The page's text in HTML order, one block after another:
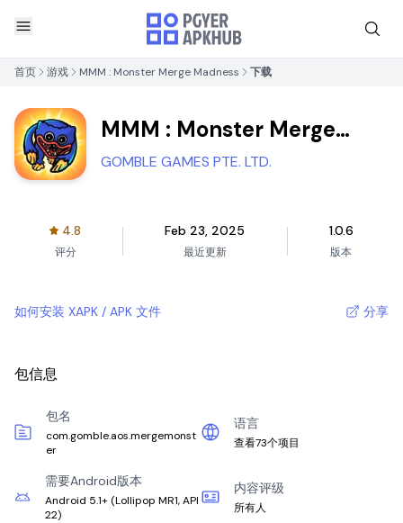
首页 游戏 MMM : Monster Merge Madness 下载
MMM : Monster Merge
Madness
GOMBLE GAMES PTE. LTD.
4.8
评分
Feb 23, 2025
最近更新
1.0.6
版本
如何安装 XAPK / APK 文件 分享
包信息
包名
com.gomble.aos.mergemonst
er
语言
查看73个项目
需要Android版本
Android 5.1+ (Lollipop MR1, API
22)
内容评级
所有人